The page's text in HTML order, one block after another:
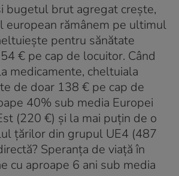
bugetul brut agregat crește,
european rămânem pe ultimul
pentru sănătate
€ pe cap de locuitor. Când
medicamente, cheltuiala
de doar 138 € pe cap de
40% sub media Europei
(220 €) și la mai puțin de o
țărilor din grupul UE4 (487
Speranța de viață în
cu aproape 6 ani sub media